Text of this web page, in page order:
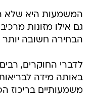
המשמעות היא שלא
גם אילו מזונות
הבחירה חשובה
לדברי החוקרים,
באותה מידה
משמעותיים בריכוז